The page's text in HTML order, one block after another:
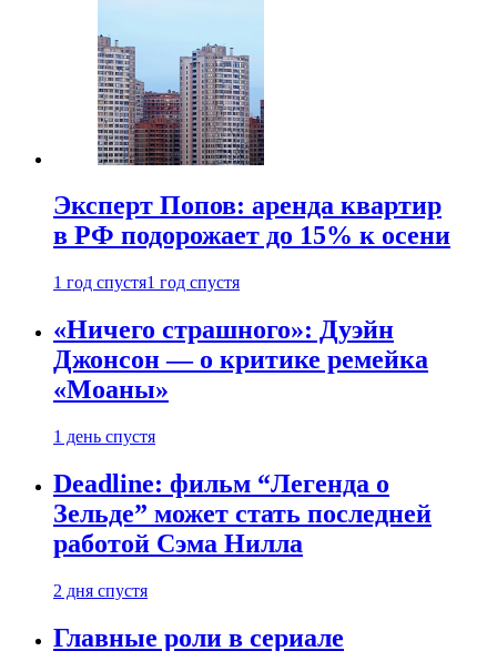
Эксперт Попов: аренда квартир
в РФ подорожает до 15% к осени
1 год спустя1 год спустя
«Ничего страшного»: Дуэйн
Джонсон — о критике ремейка
«Моаны»
1 день спустя
Deadline: фильм “Легенда о
Зельде” может стать последней
работой Сэма Нилла
2 дня спустя
Главные роли в сериале